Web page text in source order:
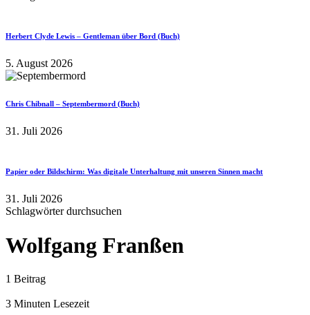
Herbert Clyde Lewis – Gentleman über Bord (Buch)
5. August 2026
Chris Chibnall – Septembermord (Buch)
31. Juli 2026
Papier oder Bildschirm: Was digitale Unterhaltung mit unseren Sinnen macht
31. Juli 2026
Schlagwörter durchsuchen
Wolfgang Franßen
1 Beitrag
3 Minuten Lesezeit